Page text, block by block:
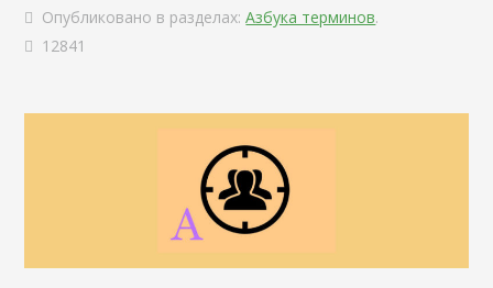
Опубликовано в разделах: Азбука терминов.
12841